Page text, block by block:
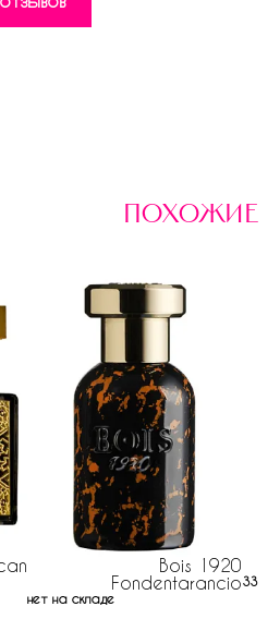
похожие
Bois 1920
Fondentarancio
нет на складе
337